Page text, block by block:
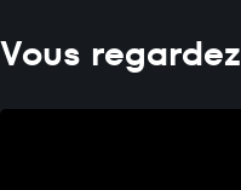
Vous regardez